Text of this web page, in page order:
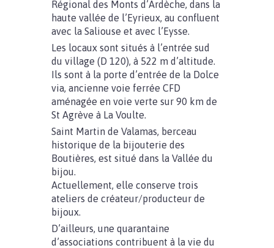
Régional des Monts d’Ardèche, dans la
haute vallée de l’Eyrieux, au confluent
avec la Saliouse et avec l’Eysse.
Les locaux sont situés à l’entrée sud
du village (D 120), à 522 m d’altitude.
Ils sont à la porte d’entrée de la Dolce
via, ancienne voie ferrée CFD
aménagée en voie verte sur 90 km de
St Agrève à La Voulte.
Saint Martin de Valamas, berceau
historique de la bijouterie des
Boutières, est situé dans la Vallée du
bijou.
Actuellement, elle conserve trois
ateliers de créateur/producteur de
bijoux.
D’ailleurs, une quarantaine
d’associations contribuent à la vie du